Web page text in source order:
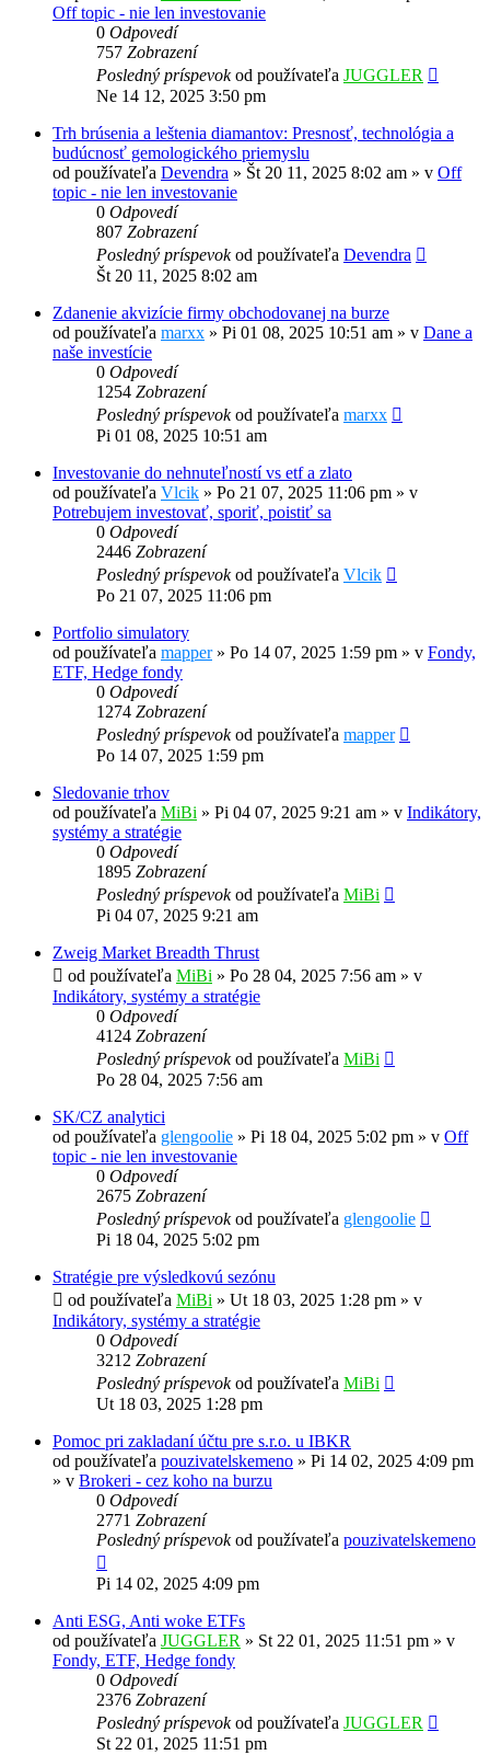
Off topic - nie len investovanie
0 Odpovedí
757 Zobrazení
Posledný príspevokod používateľa JUGGLER
Ne 14 12, 2025 3:50 pm
Trh brúsenia a leštenia diamantov: Presnosť, technológia a
budúcnosť gemologického priemyslu
od používateľa Devendra » Št 20 11, 2025 8:02 am » v Off
topic - nie len investovanie
0 Odpovedí
807 Zobrazení
Posledný príspevokod používateľa Devendra
Št 20 11, 2025 8:02 am
Zdanenie akvizície firmy obchodovanej na burze
od používateľa marxx » Pi 01 08, 2025 10:51 am » v Dane a
naše investície
0 Odpovedí
1254 Zobrazení
Posledný príspevokod používateľa marxx
Pi 01 08, 2025 10:51 am
Investovanie do nehnuteľností vs etf a zlato
od používateľa Vlcik » Po 21 07, 2025 11:06 pm » v
Potrebujem investovať, sporiť, poistiť sa
0 Odpovedí
2446 Zobrazení
Posledný príspevokod používateľa Vlcik
Po 21 07, 2025 11:06 pm
Portfolio simulatory
od používateľa mapper» Po 14 07, 2025 1:59 pm » v Fondy,
ETF, Hedge fondy
0 Odpovedí
1274 Zobrazení
Posledný príspevokod používateľa mapper
Po 14 07, 2025 1:59 pm
Sledovanie trhov
od používateľa MiBi » Pi 04 07, 2025 9:21 am » v Indikátory,
systémy a stratégie
0 Odpovedí
1895 Zobrazení
Posledný príspevokod používateľa MiBi
Pi 04 07, 2025 9:21 am
Zweig Market Breadth Thrust
od používateľa MiBi » Po 28 04, 2025 7:56 am » v
Indikátory, systémy a stratégie
0 Odpovedí
4124 Zobrazení
Posledný príspevokod používateľa MiBi
Po 28 04, 2025 7:56 am
SK/CZ analytici
od používateľa glengoolie » Pi 18 04, 2025 5:02 pm » v Off
topic - nie len investovanie
0 Odpovedí
2675 Zobrazení
Posledný príspevokod používateľa glengoolie
Pi 18 04, 2025 5:02 pm
Stratégie pre výsledkovú sezónu
od používateľa MiBi » Ut 18 03, 2025 1:28 pm » v
Indikátory, systémy a stratégie
0 Odpovedí
3212 Zobrazení
Posledný príspevokod používateľa MiBi
Ut 18 03, 2025 1:28 pm
Pomoc pri zakladaní účtu pre s.r.o. u IBKR
od používateľa pouzivatelskemeno » Pi 14 02, 2025 4:09 pm
» v Brokeri - cez koho na burzu
0 Odpovedí
2771 Zobrazení
Posledný príspevokod používateľa pouzivatelskemeno
Pi 14 02, 2025 4:09 pm
Anti ESG, Anti woke ETFs
od používateľa JUGGLER » St 22 01, 2025 11:51 pm » v
Fondy, ETF, Hedge fondy
0 Odpovedí
2376 Zobrazení
Posledný príspevokod používateľa JUGGLER
St 22 01, 2025 11:51 pm